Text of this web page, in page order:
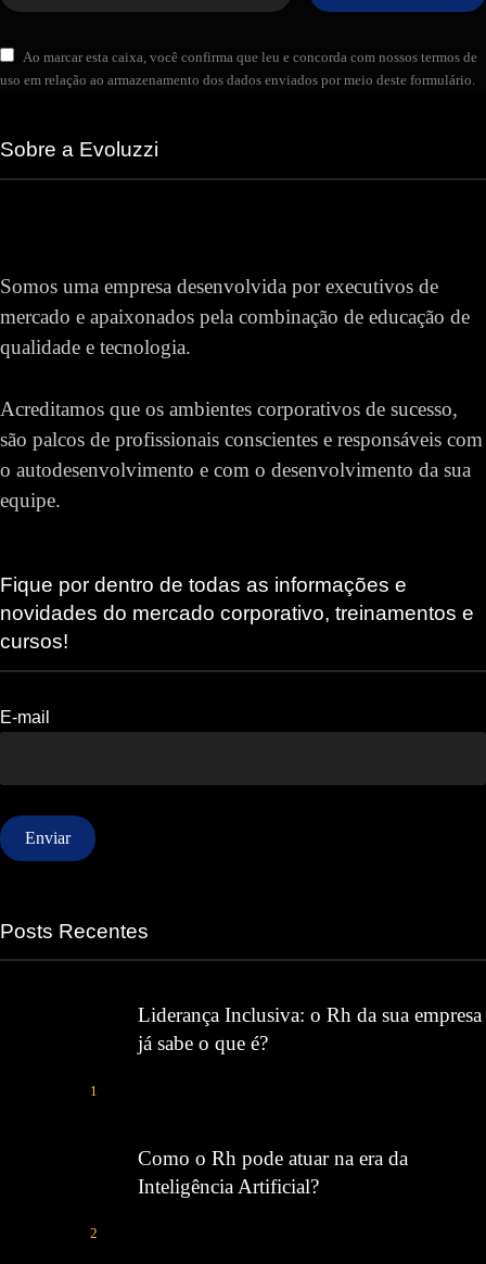
Ao marcar esta caixa, você confirma que leu e concorda com nossos termos de
uso em relação ao armazenamento dos dados enviados por meio deste formulário.
Sobre a Evoluzzi
Somos uma empresa desenvolvida por executivos de
mercado e apaixonados pela combinação de educação de
qualidade e tecnologia.
Acreditamos que os ambientes corporativos de sucesso,
são palcos de profissionais conscientes e responsáveis com
o autodesenvolvimento e com o desenvolvimento da sua
equipe.
Fique por dentro de todas as informações e
novidades do mercado corporativo, treinamentos e
cursos!
E-mail
Posts Recentes
1
Liderança Inclusiva: o Rh da sua empresa
já sabe o que é?
2
Como o Rh pode atuar na era da
Inteligência Artificial?